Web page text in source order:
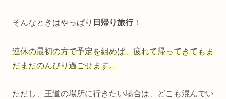
そんなときはやっぱり 日帰り旅行！
連休の最初の方で予定を組めば、疲れて帰ってきてもま
だまだのんびり過ごせます。
ただし、王道の場所に行きたい場合は、どこも混んでい